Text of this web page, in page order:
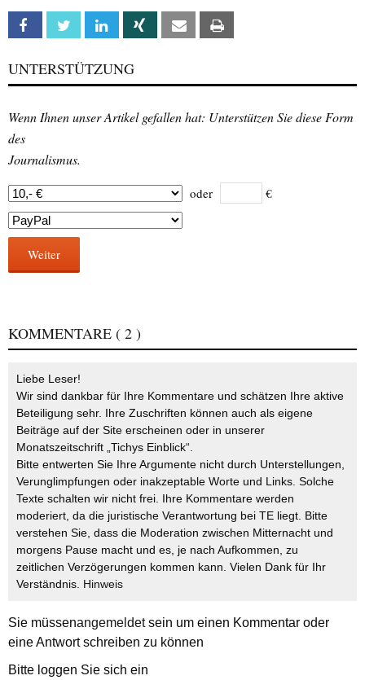
Facebook Twitter Linkedin Xing Email
UNTERSTÜTZUNG
Wenn Ihnen unser Artikel gefallen hat: Unterstützen Sie diese Form
des
Journalismus.
oder €
Weiter
KOMMENTARE ( 2 )
Liebe Leser!
Wir sind dankbar für Ihre Kommentare und schätzen Ihre aktive
Beteiligung sehr. Ihre Zuschriften können auch als eigene
Beiträge auf der Site erscheinen oder in unserer
Monatszeitschrift „Tichys Einblick“.
Bitte entwerten Sie Ihre Argumente nicht durch Unterstellungen,
Verunglimpfungen oder inakzeptable Worte und Links. Solche
Texte schalten wir nicht frei. Ihre Kommentare werden
moderiert, da die juristische Verantwortung bei TE liegt. Bitte
verstehen Sie, dass die Moderation zwischen Mitternacht und
morgens Pause macht und es, je nach Aufkommen, zu
zeitlichen Verzögerungen kommen kann. Vielen Dank für Ihr
Verständnis. Hinweis
Sie müssenangemeldetsein um einen Kommentar oder
eine Antwort schreiben zu können
Bitte loggen Sie sich ein